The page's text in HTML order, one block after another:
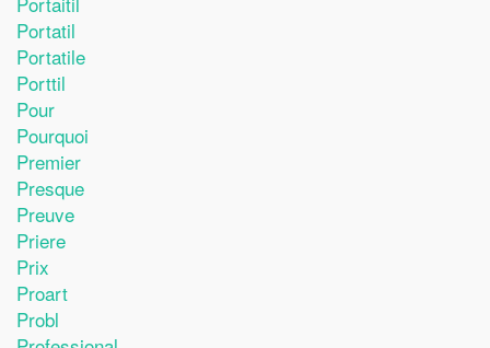
Portatil
Portatile
Porttil
Pour
Pourquoi
Premier
Presque
Preuve
Priere
Prix
Proart
Probl